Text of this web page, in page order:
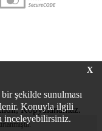
X
şekilde sunulması
Konuyla ilgili
inceleyebilirsiniz.
Kopyalanamaz.